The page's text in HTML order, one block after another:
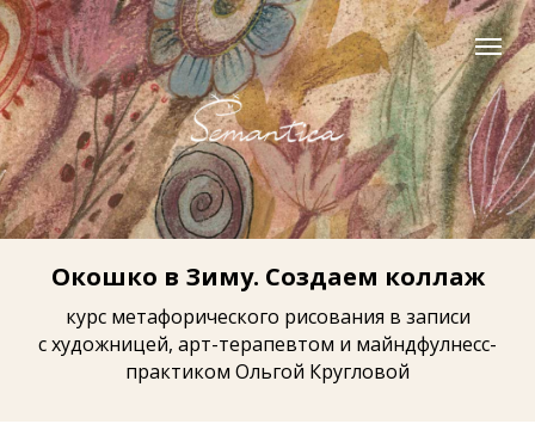
Окошко в Зиму. Создаем коллаж
курс метафорического рисования в записи
с художницей, арт-терапевтом и майндфулнесс-
практиком Ольгой Кругловой